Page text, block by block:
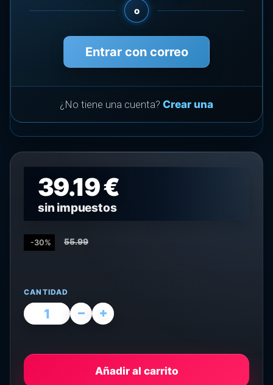
o
Entrar con correo
¿No tiene una cuenta? Crear una
39.19 €
sin impuestos
-30% 55.99
CANTIDAD
Añadir al carrito